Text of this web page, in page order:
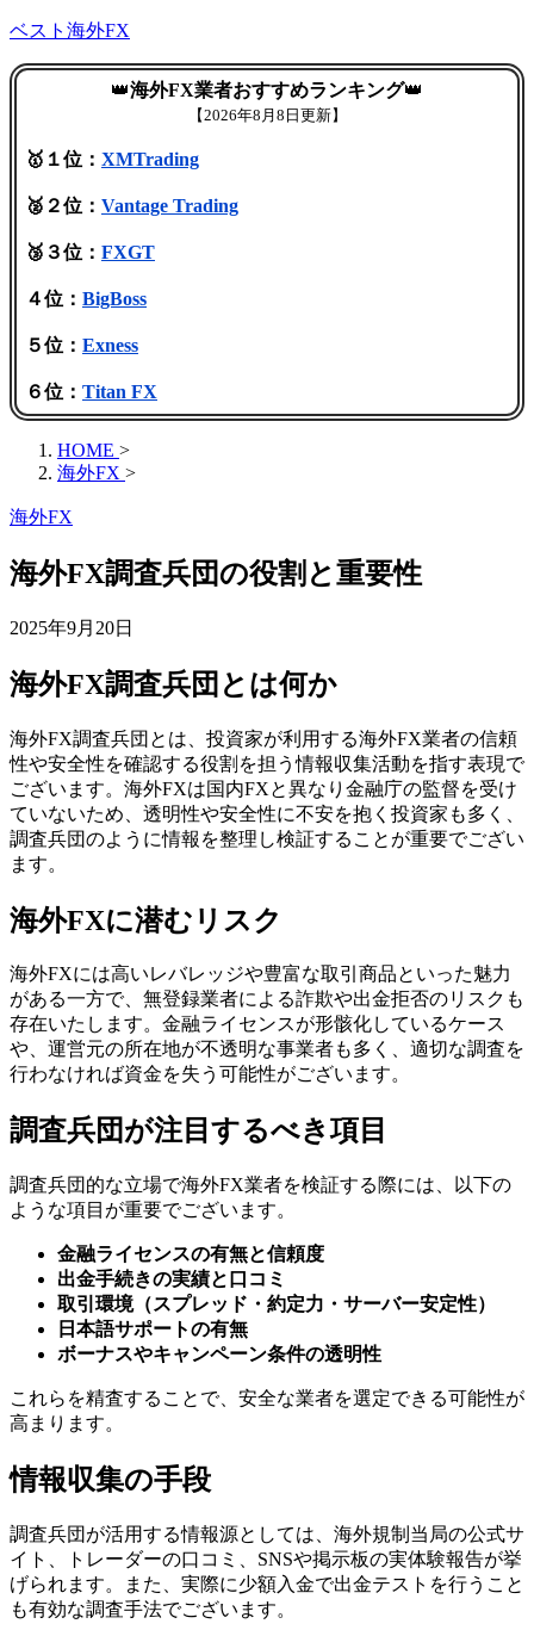
ベスト海外FX
👑海外FX業者おすすめランキング👑
【2026年8月8日更新】
🥇１位： XMTrading
🥈２位： Vantage Trading
🥉３位： FXGT
４位： BigBoss
５位： Exness
６位： Titan FX
HOME >
海外FX >
海外FX
海外FX調査兵団の役割と重要性
2025年9月20日
海外FX調査兵団とは何か
海外FX調査兵団とは、投資家が利用する海外FX業者の信頼
性や安全性を確認する役割を担う情報収集活動を指す表現で
ございます。海外FXは国内FXと異なり金融庁の監督を受け
ていないため、透明性や安全性に不安を抱く投資家も多く、
調査兵団のように情報を整理し検証することが重要でござい
ます。
海外FXに潜むリスク
海外FXには高いレバレッジや豊富な取引商品といった魅力
がある一方で、無登録業者による詐欺や出金拒否のリスクも
存在いたします。金融ライセンスが形骸化しているケース
や、運営元の所在地が不透明な事業者も多く、適切な調査を
行わなければ資金を失う可能性がございます。
調査兵団が注目するべき項目
調査兵団的な立場で海外FX業者を検証する際には、以下の
ような項目が重要でございます。
金融ライセンスの有無と信頼度
出金手続きの実績と口コミ
取引環境（スプレッド・約定力・サーバー安定性）
日本語サポートの有無
ボーナスやキャンペーン条件の透明性
これらを精査することで、安全な業者を選定できる可能性が
高まります。
情報収集の手段
調査兵団が活用する情報源としては、海外規制当局の公式サ
イト、トレーダーの口コミ、SNSや掲示板の実体験報告が挙
げられます。また、実際に少額入金で出金テストを行うこと
も有効な調査手法でございます。